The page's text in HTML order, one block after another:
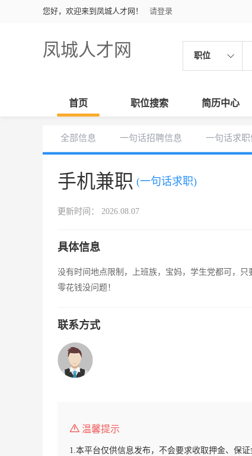
您好，欢迎来到凤城人才网！ 请登录
凤城人才网 职位
首页 职位搜索 简历中心
全部信息 一句话招聘信息 一句话求职
手机兼职 (一句话求职)
更新时间： 2026.08.07
具体信息
没有时间地点限制，上班族，宝妈，学生党都可，
零花钱没问题！
联系方式
温馨提示
1.本平台仅供信息发布，不会要求收取押金、保证